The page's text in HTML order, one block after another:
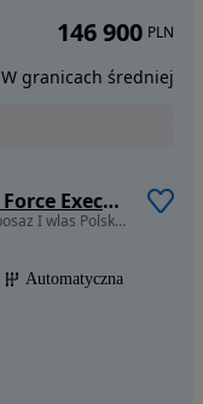
Toyota C-HR 2.0 Hybrid Dynamic Force Executive
1987 cm3 • 197 KM • 197 KM IX 2025 max wyposaz I wlas Polska serwisASO idealny
Automatyczna
146 900 PLN
W granicach średniej